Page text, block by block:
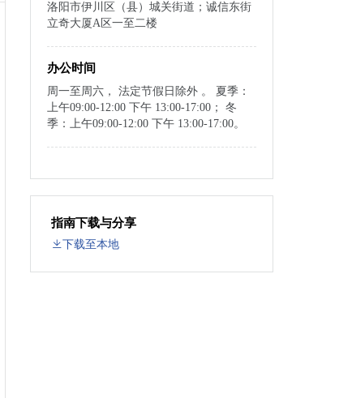
洛阳市伊川区（县）城关街道；诚信东街
立奇大厦A区一至二楼
办公时间
周一至周六， 法定节假日除外 。 夏季：
上午09:00-12:00 下午 13:00-17:00； 冬
季：上午09:00-12:00 下午 13:00-17:00。
指南下载与分享
下载至本地